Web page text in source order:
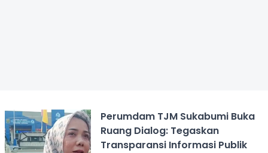
Perumdam TJM Sukabumi Buka
Ruang Dialog: Tegaskan
Transparansi Informasi Publik